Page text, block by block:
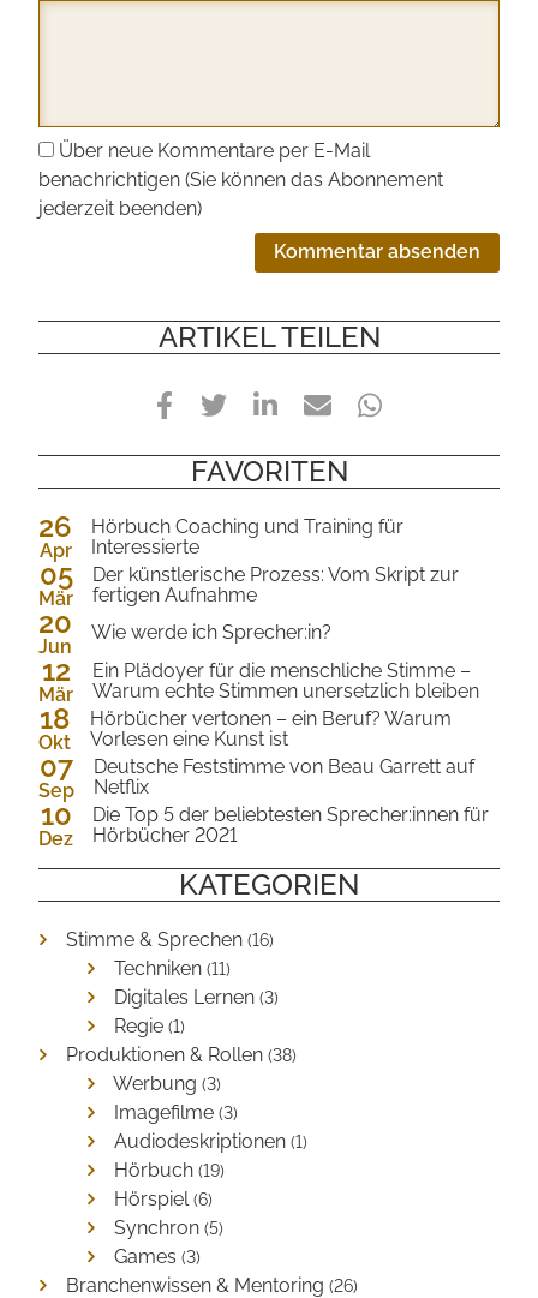
Über neue Kommentare per E-Mail
benachrichtigen (Sie können das Abonnement
jederzeit beenden)
Kommentar absenden
ARTIKEL TEILEN
Mail
FAVORITEN
26
Apr
2024
Hörbuch Coaching und Training für
Interessierte
05
Mär
2024
Der künstlerische Prozess: Vom Skript zur
fertigen Aufnahme
20
Jun
2023
Wie werde ich Sprecher:in?
12
Mär
2023
Ein Plädoyer für die menschliche Stimme –
Warum echte Stimmen unersetzlich bleiben
18
Okt
2022
Hörbücher vertonen – ein Beruf? Warum
Vorlesen eine Kunst ist
07
Sep
2022
Deutsche Feststimme von Beau Garrett auf
Netflix
10
Dez
Die Top 5 der beliebtesten Sprecher:innen für
Hörbücher 2021
KATEGORIEN
Stimme & Sprechen (16)
Techniken (11)
Digitales Lernen (3)
Regie (1)
Produktionen & Rollen (38)
Werbung (3)
Imagefilme (3)
Audiodeskriptionen (1)
Hörbuch (19)
Hörspiel (6)
Synchron (5)
Games (3)
Branchenwissen & Mentoring (26)